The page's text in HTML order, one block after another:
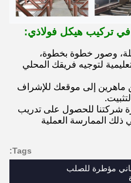
تركيب هيكل فولاذي:
وصور خطوة بخطوة،
لتوجيه فريقك المحلي
ماهرين إلى موقعك للإشراف
شركتنا للحصول على تدريب
ذلك الممارسة العملية
Tags:
مؤطرة للصلب